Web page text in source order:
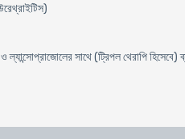
সাথে (ট্রিপল থেরাপি হিসেবে)